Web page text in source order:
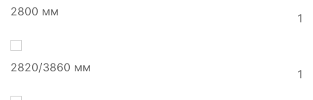
2800 мм 1
2820/3860 мм 1